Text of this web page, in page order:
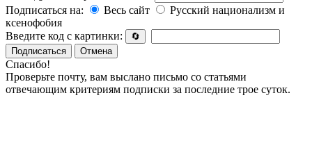
Подписаться на:
Весь сайт
Русский национализм и
ксенофобия
Введите код с картинки:
🔄
Подписаться
Отмена
Спасибо!
Проверьте почту, вам выслано письмо со статьями
отвечающим критериям подписки за последние трое суток.